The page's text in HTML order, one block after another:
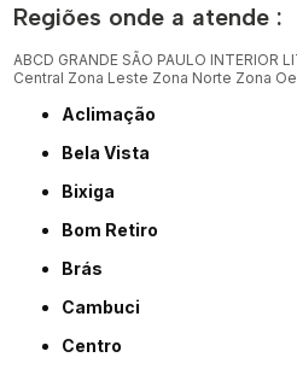
Regiões onde a atende :
ABCD GRANDE SÃO PAULO INTERIOR
Central Zona Leste Zona Norte Zona
Aclimação
Bela Vista
Bixiga
Bom Retiro
Brás
Cambuci
Centro